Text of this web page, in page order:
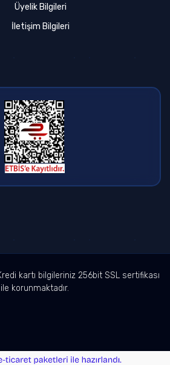
Üyelik Bilgileri
İletişim Bilgileri
kartı bilgileriniz 256bit SSL sertifikası
ile korunmaktadır.
e-